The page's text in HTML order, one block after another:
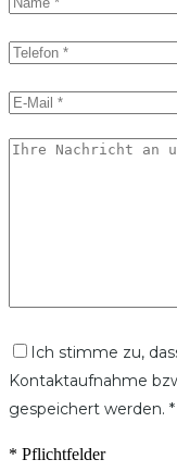
Ich stimme zu,
Kontaktaufnahme
gespeichert werden. *
* Pflichtfelder